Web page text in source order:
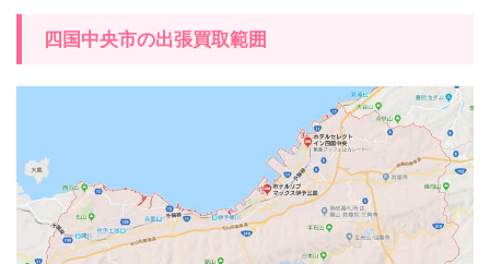
四国中央市の出張買取範囲